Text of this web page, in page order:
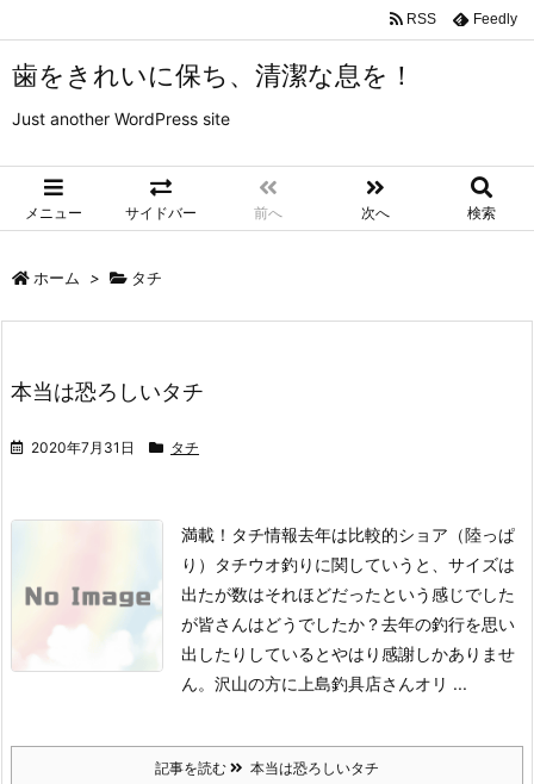
歯をきれいに保ち、清潔な息を！
Just another WordPress site
メニュー サイドバー 前へ 次へ 検索
RSS Feedly
ホーム > タチ
本当は恐ろしいタチ
2020年7月31日 タチ
満載！タチ情報去年は比較的ショア（陸っぱ
り）タチウオ釣りに関していうと、サイズは
出たが数はそれほどだったという感じでした
が皆さんはどうでしたか？去年の釣行を思い
出したりしているとやはり感謝しかありませ
ん。沢山の方に上島釣具店さんオリ ...
記事を読む 本当は恐ろしいタチ